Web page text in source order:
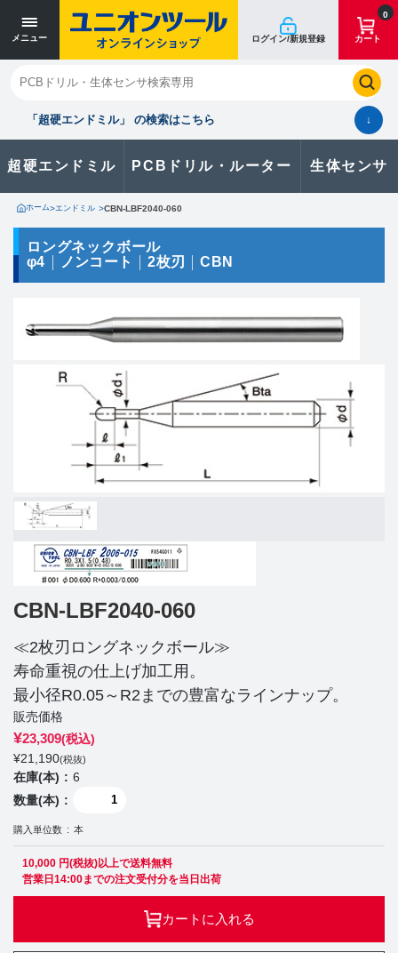
メニュー ログイン/新規登録
0
カート
「超硬エンドミル」 の検索はこちら ↓
超硬エンドミル PCBドリル・ルーター 生体センサ
閉じる
お気に入り クイックオーダー 購入履歴
製品に関するお問い合わせはこちら
カタログ一覧
ホーム>エンドミル >CBN-LBF2040-060
ロングネックボール
φ4
ノンコート 2枚刃 CBN
CBN-LBF2040-060
≪2枚刃ロングネックボール≫
寿命重視の仕上げ加工用。
最小径R0.05～R2までの豊富なラインナップ。
販売価格
¥23,309(税込)
¥21,190(税抜)
在庫(本)
6
数量(本)
購入単位数 本
10,000 円(税抜)以上で送料無料
営業日14:00までの注文受付分を当日出荷
カートに入れる
寸法単位 [mm]
寸法単位 [mm]